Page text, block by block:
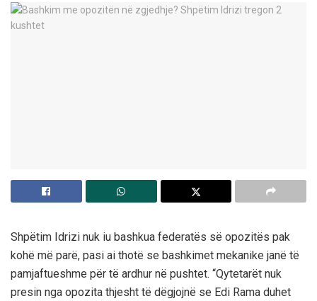
Shpëtim Idrizi nuk iu bashkua federatës së opozitës pak
kohë më parë, pasi ai thotë se bashkimet mekanike janë të
pamjaftueshme për të ardhur në pushtet. “Qytetarët nuk
presin nga opozita thjesht të dëgjojnë se Edi Rama duhet